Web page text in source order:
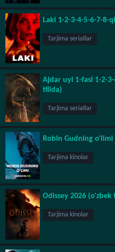
Laki 1-2-3-4-5-6-7-8-
Tarjima seriallar
Ajdar uyi 1-fasl 1-2-
tilida)
Tarjima seriallar
Robin Gudning
Tarjima kinolar
Odissey 2026 (o'zbek
Tarjima kinolar